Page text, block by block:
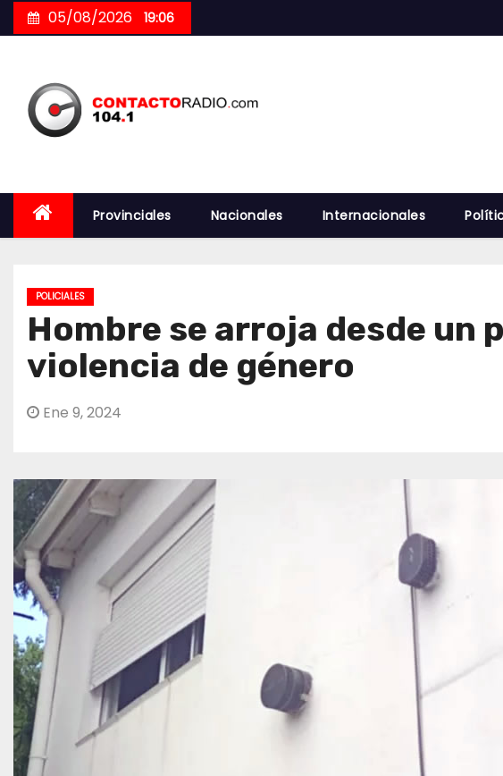
to
05/08/2026 19:06
Provinciales Nacionales Internacionales
POLICIALES
Hombre se arroja desde
violencia de género
Ene 9, 2024